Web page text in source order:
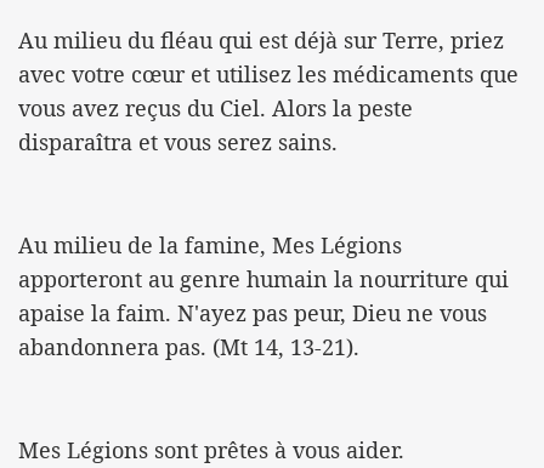
Au milieu du fléau qui est déjà sur Terre, priez
avec votre cœur et utilisez les médicaments que
vous avez reçus du Ciel. Alors la peste
disparaîtra et vous serez sains.
Au milieu de la famine, Mes Légions
apporteront au genre humain la nourriture qui
apaise la faim. N'ayez pas peur, Dieu ne vous
abandonnera pas. (Mt 14, 13-21).
Mes Légions sont prêtes à vous aider.